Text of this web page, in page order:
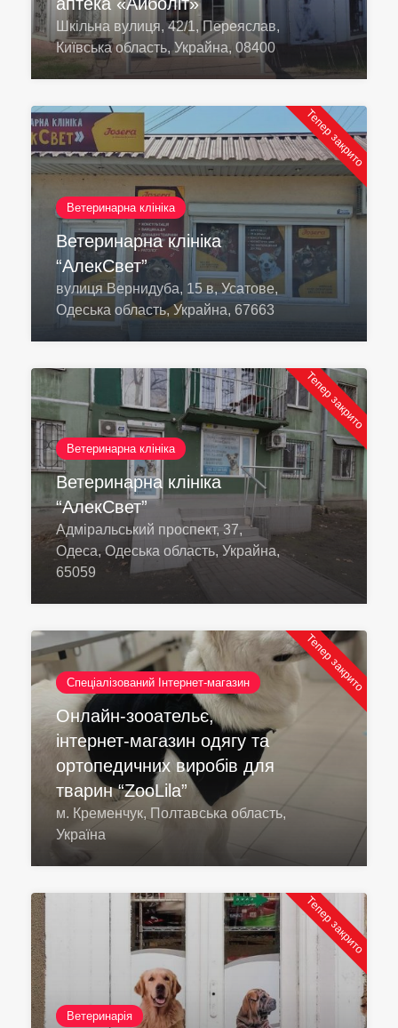
Шкільна вулиця, 42/1, Переяслав,
Київська область, Украйна, 08400
Тепер закрито
Ветеринарна клініка
Ветеринарна клініка
“АлекСвет”
вулиця Вернидуба, 15 в, Усатове,
Одеська область, Украйна, 67663
Тепер закрито
Ветеринарна клініка
Ветеринарна клініка
“АлекСвет”
Адміральський проспект, 37,
Одеса, Одеська область, Украйна,
65059
Тепер закрито
Спеціалізований Інтернет-магазин
Онлайн-зооательє,
інтернет-магазин одягу та
ортопедичних виробів для
тварин “ZooLila”
м. Кременчук, Полтавська область,
Україна
Тепер закрито
Ветеринарія